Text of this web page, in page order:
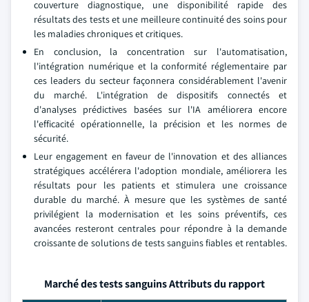
couverture diagnostique, une disponibilité rapide des
résultats des tests et une meilleure continuité des soins pour
les maladies chroniques et critiques.
En conclusion, la concentration sur l'automatisation,
l'intégration numérique et la conformité réglementaire par
ces leaders du secteur façonnera considérablement l'avenir
du marché. L'intégration de dispositifs connectés et
d'analyses prédictives basées sur l'IA améliorera encore
l'efficacité opérationnelle, la précision et les normes de
sécurité.
Leur engagement en faveur de l'innovation et des alliances
stratégiques accélérera l'adoption mondiale, améliorera les
résultats pour les patients et stimulera une croissance
durable du marché. À mesure que les systèmes de santé
privilégient la modernisation et les soins préventifs, ces
avancées resteront centrales pour répondre à la demande
croissante de solutions de tests sanguins fiables et rentables.
Marché des tests sanguins Attributs du rapport